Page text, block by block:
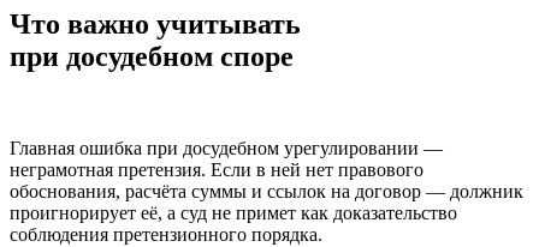
Что важно учитывать
при досудебном споре
Главная ошибка при досудебном урегулировании —
неграмотная претензия. Если в ней нет правового
обоснования, расчёта суммы и ссылок на договор — должник
проигнорирует её, а суд не примет как доказательство
соблюдения претензионного порядка.